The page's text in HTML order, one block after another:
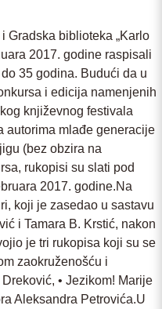
Gradska biblioteka „Karlo
2017. godine raspisali
35 godina. Budući da u
i edicija namenjenih
književnog festivala
autorima mlađe generacije
(bez obzira na
rukopisi su slati pod
2017. godine.Na
koji je zasedao u sastavu
i Tamara B. Krstić, nakon
je tri rukopisa koji su se
zaokruženošću i
• Jezikom! Marije
Aleksandra Petrovića.U